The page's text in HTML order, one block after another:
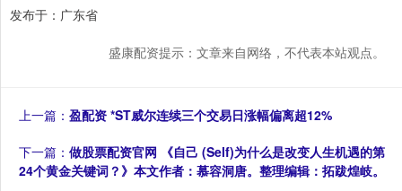
发布于：广东省
盛康配资提示：文章来自网络，不代表本站观点。
上一篇： 盈配资 *ST威尔连续三个交易日涨幅偏离超12%
下一篇： 做股票配资官网 《自己 (Self)为什么是改变人生机遇的第
24个黄金关键词？》本文作者：慕容洞唐。整理编辑：拓跋煌岐。